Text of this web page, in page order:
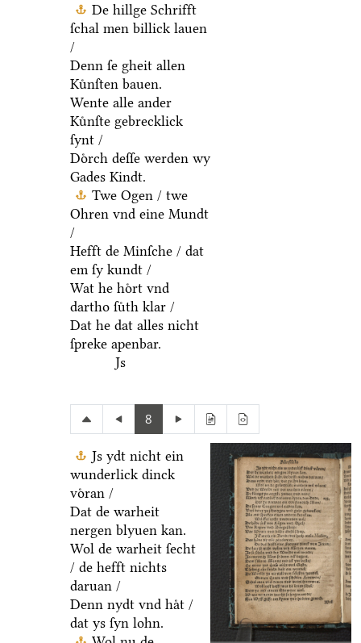
De hillge Schrifft
ſchal men billick lauen
/
Denn ſe gheit allen
Kuͤnſten bauen.
Wente alle ander
Kuͤnſte gebrecklick
ſynt /
Doͤrch deſſe werden wy
Gades Kindt.
Twe Ogen / twe
Ohren vnd eine Mundt
/
Hefft de Minſche / dat
em ſy kundt /
Wat he hoͤrt vnd
dartho ſuͤth klar /
Dat he dat alles nicht
ſpreke apenbar.
Js
8
Js ydt nicht ein
wunderlick dinck
voͤran /
Dat de warheit
nergen blyuen kan.
Wol de warheit ſecht
/ de hefft nichts
daruan /
Denn nydt vnd haͤt /
dat ys ſyn lohn.